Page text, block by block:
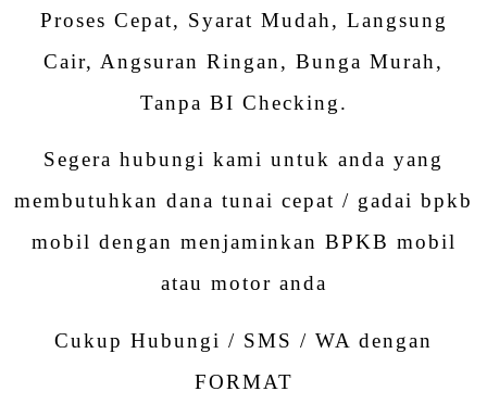
Proses Cepat, Syarat Mudah, Langsung
Cair, Angsuran Ringan, Bunga Murah,
Tanpa BI Checking.
Segera hubungi kami untuk anda yang
membutuhkan dana tunai cepat / gadai bpkb
mobil dengan menjaminkan BPKB mobil
atau motor anda
Cukup Hubungi / SMS / WA dengan
FORMAT